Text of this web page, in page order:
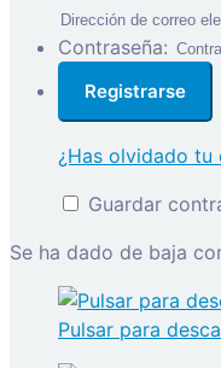
Contraseña:
¿Has olvidado tu
Guardar
Se ha dado de baja
Pulsar para